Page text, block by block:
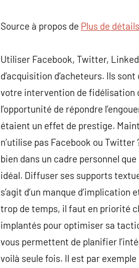
Source à propos de Plus de
Utiliser Facebook, Twitter,
d’acquisition d’acheteurs. Ils
votre intervention de fidélisation
l’opportunité de répondre
étaient un effet de prestige.
n’utilise pas Facebook ou
bien dans un cadre personnel
idéal. Diffuser ses supports
s’agit d’un manque
trop de temps, il faut en priorité
implantés pour optimiser sa
vous permettent de planifier
voilà seule fois. Il est par